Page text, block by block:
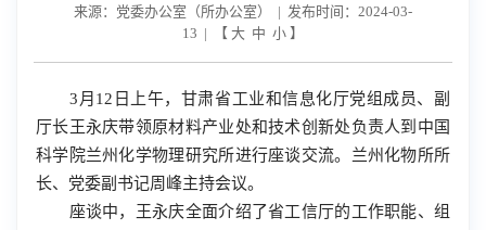
来源：党委办公室（所办公室） | 发布时间：2024-03-
13 | 【 大 中 小 】
3月12 日上午，甘肃省工业和信息化厅党组成员、副
厅长王永庆带领原材料产业处和技术创新处负责人到中国
科学院兰州化学物理研究所进行座谈交流。兰州化物所所
长、党委副书记周峰主持会议。
座谈中，王永庆全面介绍了省工信厅的工作职能、组